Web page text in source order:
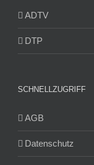
ADTV
DTP
SCHNELLZUGRIFF
AGB
Datenschutz